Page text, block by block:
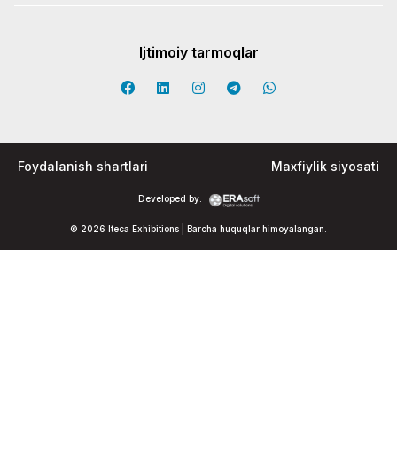
Ijtimoiy tarmoqlar
© 2026 Iteca Exhibitions | Barcha huquqlar himoyalangan.
Developed by:
Foydalanish shartlari Maxfiylik siyosati